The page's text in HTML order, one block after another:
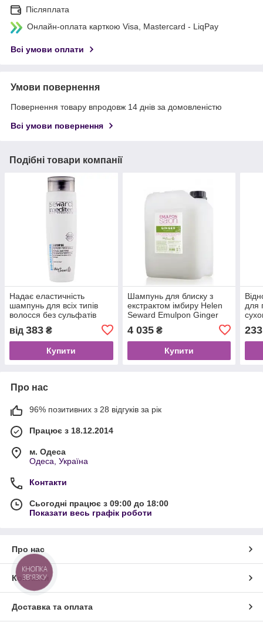
Післяплата
Онлайн-оплата карткою Visa, Mastercard - LiqPay
Всі умови оплати
Умови повернення
Повернення товару впродовж 14 днів за домовленістю
Всі умови повернення
Подібні товари компанії
Надає еластичність
шампунь для всіх типів
волосся без сульфатів
Restoring
від 383 ₴
Купити
Шампунь для блиску з
екстрактом імбиру Helen
Seward Emulpon Ginger
4 035₴
Купити
для
233
Про нас
96% позитивних з 28 відгуків за рік
Працює з 18.12.2014
м. Одеса
Одеса, Україна
Контакти
Сьогодні працює з 09:00 до 18:00
Показати весь графік роботи
Про нас
Контакти
Доставка та оплата
КНОПКА
ЗВ'ЯЗКУ